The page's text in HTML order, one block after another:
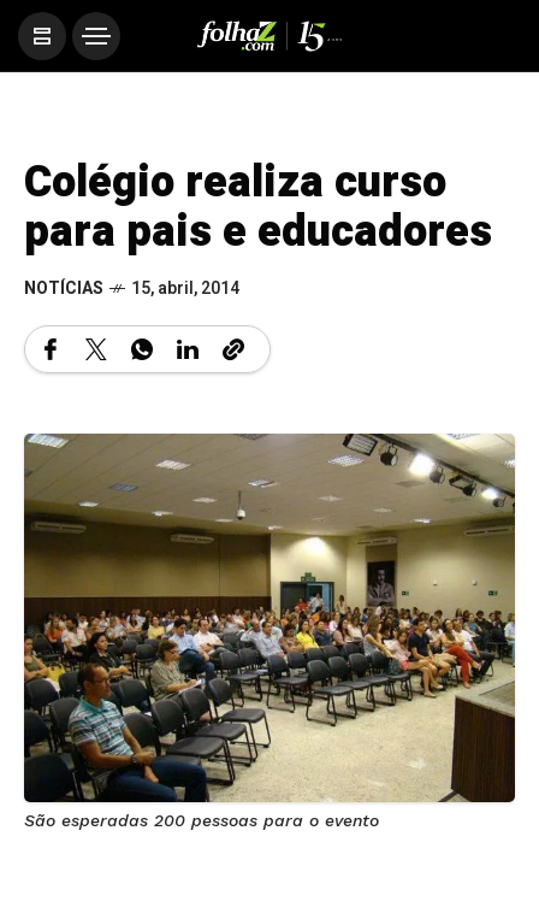
Colégio realiza curso
para pais e educadores
NOTÍCIAS 15, abril, 2014
São esperadas 200 pessoas para o evento